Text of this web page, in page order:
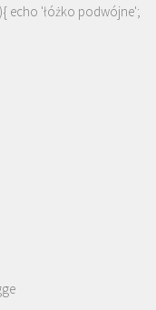
echo 'łóżko podwójne';